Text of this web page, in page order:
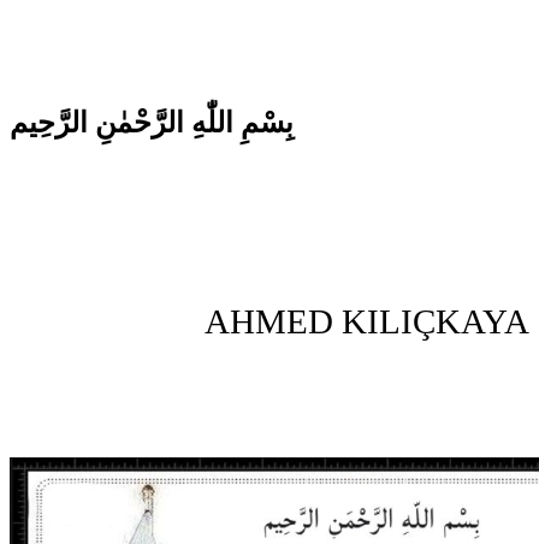
بِسْمِ اللّٰهِ الرَّحْمٰنِ الرَّحِيم
AHMED KILIÇKAYA